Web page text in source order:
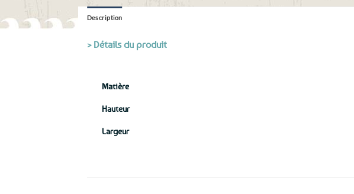
Description
> Détails du produit
Matière
Hauteur
Largeur